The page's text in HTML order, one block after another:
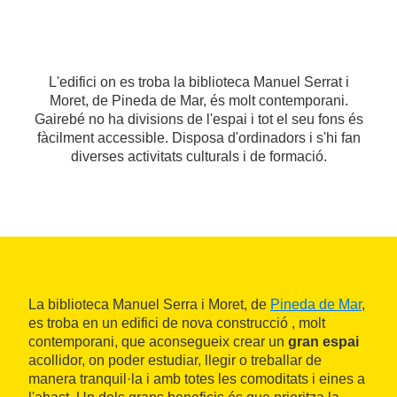
L'edifici on es troba la biblioteca Manuel Serrat i
Moret, de Pineda de Mar, és molt contemporani.
Gairebé no ha divisions de l'espai i tot el seu fons és
fàcilment accessible. Disposa d'ordinadors i s'hi fan
diverses activitats culturals i de formació.
La biblioteca Manuel Serra i Moret, de Pineda de Mar,
es troba en un edifici de nova construcció , molt
contemporani, que aconsegueix crear un gran espai
acollidor, on poder estudiar, llegir o treballar de
manera tranquil·la i amb totes les comoditats i eines a